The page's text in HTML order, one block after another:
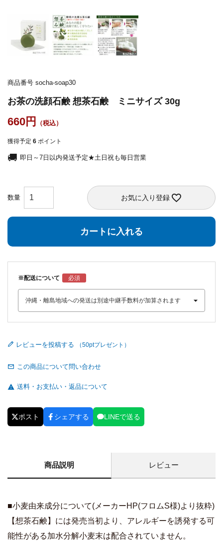
商品番号 socha-soap30
お茶の洗顔石鹸 想茶石鹸 ミニサイズ 30g
660
獲得予定 6 ポイント
即日～7日以内発送予定★土日祝も毎日営業
お気に入り登録
カートに入れる
※配送について
レビューを投稿する
この商品について問い合わせ
送料・お支払い・返品について
ポスト シェアする LINEで送る
商品説明 レビュー
■小麦由来成分について(メーカーHP(フロムS様)より抜粋)
【想茶石鹸】には発売当初より、アレルギーを誘発する可
能性がある加水分解小麦末は配合されていません。